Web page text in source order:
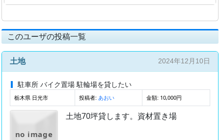
このユーザの投稿一覧
土地 2024年12月10日
駐車所 バイク置場 駐輪場を貸したい
栃木県 日光市 投稿者: あおい 金額: 10,000円
no image
土地70坪貸します。資材置き場